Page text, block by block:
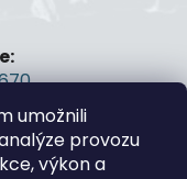
umožnili
provozu
výkon a